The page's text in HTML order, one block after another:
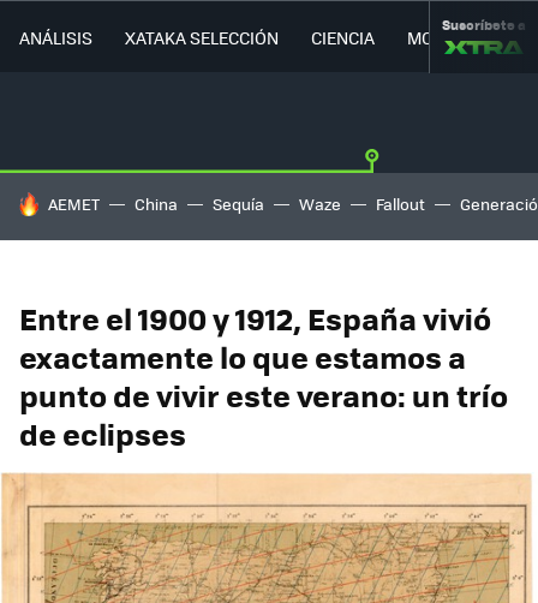
ANÁLISIS XATAKA SELECCIÓN CIENCIA MOVILIDAD
Suscríbete a
HOY SE HABLA DE
AEMET China Sequía Waze Fallout
Entre el 1900 y 1912, España vivió
exactamente lo que estamos a
punto de vivir este verano: un trío
de eclipses